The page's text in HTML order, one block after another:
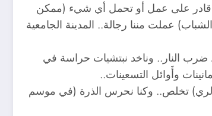
قادر على عمل أو تحمل أي شيء (ممكن
عملت مننا رجالة.. المدينة الجامعية
النار.. وناخد نبتشيات حراسة في
وأَوائل التسعينات..
الري) تخلص.. وكنا نحرس الذرة (في موسم